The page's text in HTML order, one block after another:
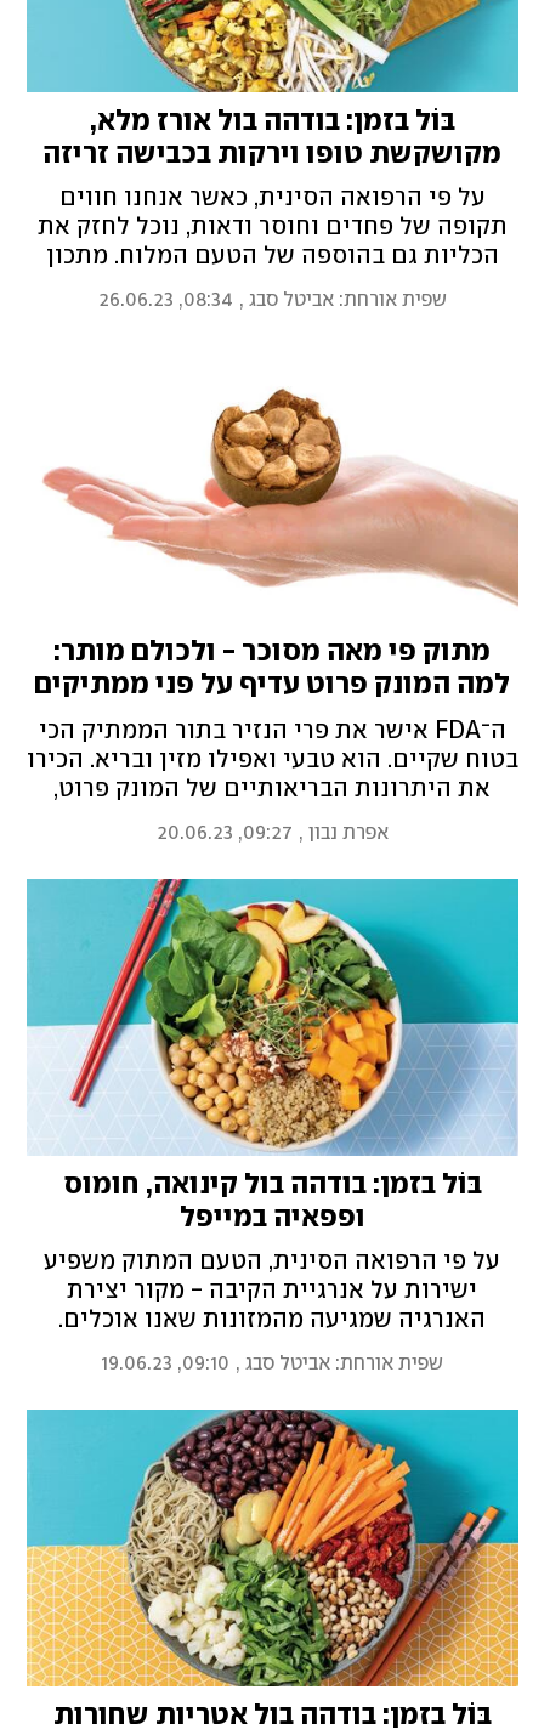
בּוֹל בזמן: בודהה בול אורז מלא,
מקושקשת טופו וירקות בכבישה זריזה
על פי הרפואה הסינית, כאשר אנחנו חווים
תקופה של פחדים וחוסר ודאות, נוכל לחזק את
הכליות גם בהוספה של הטעם המלוח. מתכון
בוסט טבעי לקיץ
שפית אורחת: אביטל סבג ,
08:34, 26.06.23
מתוק פי מאה מסוכר - ולכולם מותר:
למה המונק פרוט עדיף על פני ממתיקים
אחרים
ה־FDA אישר את פרי הנזיר בתור הממתיק הכי
בטוח שקיים. הוא טבעי ואפילו מזין ובריא. הכירו
את היתרונות הבריאותיים של המונק פרוט,
כדאי להמתיק, לבשל ולאפות איתו
אפרת נבון ,
09:27, 20.06.23
בּוֹל בזמן: בודהה בול קינואה, חומוס
ופפאיה במייפל
על פי הרפואה הסינית, הטעם המתוק משפיע
ישירות על אנרגיית הקיבה - מקור יצירת
האנרגיה שמגיעה מהמזונות שאנו אוכלים.
מתכון לקערת בודהה עם בוסט מתוק וטבעי לקיץ
שפית אורחת: אביטל סבג ,
09:10, 19.06.23
בּוֹל בזמן: בודהה בול אטריות שחורות